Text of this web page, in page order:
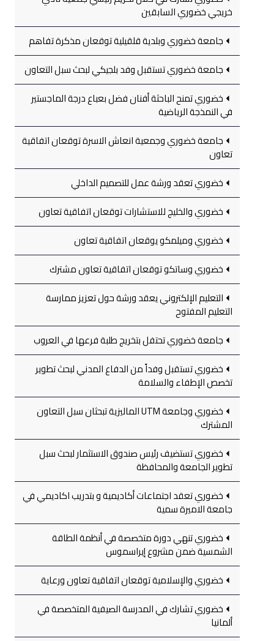
خريجي خضوري السابقين
جامعة خضوري وبلدية قلقيلية توقعان مذكرة تفاهم
جامعة خضوري تستقبل وفد بلجيكي لبحث سبل التعاون
خضوري تمنح الباحثة أفنان فضل بعباع درجة الماجستير
في النمذجة الرياضية
جامعة خضوري وجمعية انعاش الاسرة توقعان اتفاقية
تعاون
خضوري تعقد ورشة عمل للتصميم الداخلي
خضوري والخليج للاستشارات توقعان اتفاقية تعاون
خضوري وميلمكو يوقعان اتفاقية تعاون
خضوري وساتكو توقعان اتفاقية تعاون مشترك
التعليم الإلكتروني يعقد ورشة حول تعزيز ممارسة
التعليم المفتوح
جامعة خضوري تحتفل بتخريج طلبة فرعها في العروب
خضوري تستقبل وفداً من الدفاع المدني لبحث تطوير
تخصص الإطفاء والسلامة
خضوري وجامعة UTM الماليزية تبحثان سبل التعاون
المشترك
خضوري تستضيف رئيس صندوق الاستثمار لبحث سبل
تطوير الجامعة والمحافظة
خضوري تعقد اجتماعات أكاديمية و بتدريب اكاديمي في
جامعة الاميرة سمية
خضوري تنهي دورة متخصصة في أنظمة الطاقة
الشمسية ضمن مشروع إيراسموس
خضوري والإسلامية توقعان اتفاقية تعاون ورعاية
خضوري تشارك في المدرسة الصيفية المتخصصة في
ألمانيا